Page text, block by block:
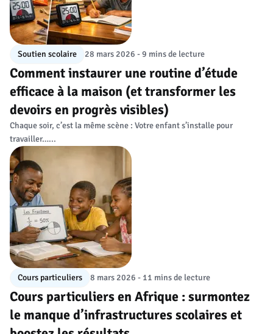
Soutien scolaire 28 mars 2026 - 9 mins de lecture
Comment instaurer une routine d’étude
efficace à la maison (et transformer les
devoirs en progrès visibles)
Chaque soir, c’est la même scène : Votre enfant s’installe pour
travailler…...
Cours particuliers 8 mars 2026 - 11 mins de lecture
Cours particuliers en Afrique : surmontez
le manque d’infrastructures scolaires et